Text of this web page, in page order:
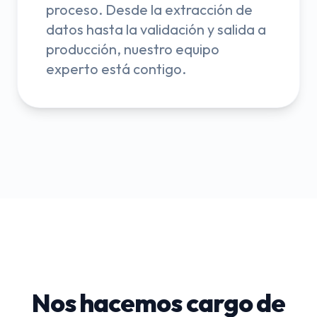
proceso. Desde la extracción de
datos hasta la validación y salida a
producción, nuestro equipo
experto está contigo.
Nos hacemos cargo de